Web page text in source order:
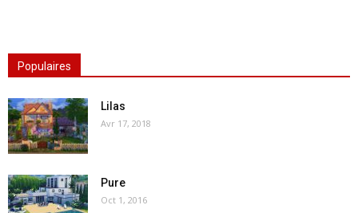
Populaires
Lilas
Avr 17, 2018
Pure
Oct 1, 2016